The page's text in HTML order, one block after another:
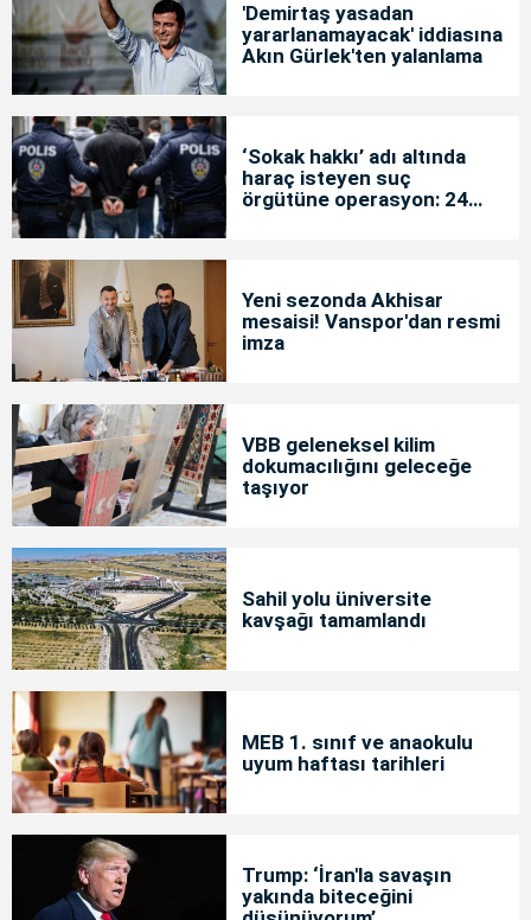
'Demirtaş yasadan
yararlanamayacak' iddiasına
Akın Gürlek'ten yalanlama
‘Sokak hakkı’ adı altında
haraç isteyen suç
örgütüne operasyon: 24
Yeni sezonda Akhisar
mesaisi! Vanspor'dan resmi
imza
VBB geleneksel kilim
dokumacılığını geleceğe
taşıyor
Sahil yolu üniversite
kavşağı tamamlandı
MEB 1. sınıf ve anaokulu
uyum haftası tarihleri
Trump: ‘İran'la savaşın
yakında biteceğini